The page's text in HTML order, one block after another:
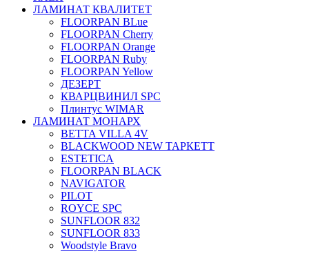
ЛАМИНАТ КВАЛИТЕТ
FLOORPAN BLue
FLOORPAN Cherry
FLOORPAN Orange
FLOORPAN Ruby
FLOORPAN Yellow
ДЕЗЕРТ
КВАРЦВИНИЛ SPC
Плинтус WIMAR
ЛАМИНАТ МОНАРХ
BETTA VILLA 4V
BLACKWOOD NEW ТАРКЕТТ
ESTETICA
FLOORPAN BLACK
NAVIGATOR
PILOT
ROYCE SPC
SUNFLOOR 832
SUNFLOOR 833
Woodstyle Bravo